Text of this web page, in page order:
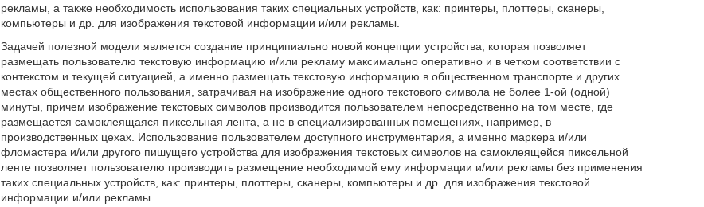
рекламы, а также необходимость использования таких специальных устройств, как: принтеры, плоттеры, сканеры,
компьютеры и др. для изображения текстовой информации и/или рекламы.
Задачей полезной модели является создание принципиально новой концепции устройства, которая позволяет
размещать пользователю текстовую информацию и/или рекламу максимально оперативно и в четком соответствии с
контекстом и текущей ситуацией, а именно размещать текстовую информацию в общественном транспорте и других
местах общественного пользования, затрачивая на изображение одного текстового символа не более 1-ой (одной)
минуты, причем изображение текстовых символов производится пользователем непосредственно на том месте, где
размещается самоклеящаяся пиксельная лента, а не в специализированных помещениях, например, в
производственных цехах. Использование пользователем доступного инструментария, а именно маркера и/или
фломастера и/или другого пишущего устройства для изображения текстовых символов на самоклеящейся пиксельной
ленте позволяет пользователю производить размещение необходимой ему информации и/или рекламы без применения
таких специальных устройств, как: принтеры, плоттеры, сканеры, компьютеры и др. для изображения текстовой
информации и/или рекламы.